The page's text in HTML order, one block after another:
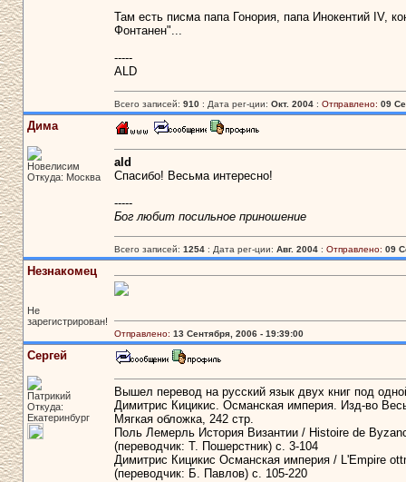
Там есть писма папа Гонория, папа Инокентий ІV,
Фонтанен"...
-----
ALD
Всего записей: 910: Дата рег-ции: Окт. 2004: Отправлено: 09
Дима
Новелисим
Откуда: Москва
ald
Спасибо! Весьма интересно!
-----
Бог любит посильное приношение
Всего записей: 1254: Дата рег-ции: Авг. 2004: Отправлено: 09
Незнакомец
Не
зарегистрирован!
Отправлено: 13 Сентября, 2006 - 19:39:00
Сергей
Патрикий
Откуда:
Екатеринбург
Вышел перевод на русский язык двух книг под
Димитрис Кицикис. Османская империя. Изд-во
Мягкая обложка, 242 стр.
Поль Лемерль История Византии / Histoire de
(переводчик: Т. Пошерстник) c. 3-104
Димитрис Кицикис Османская империя / L'Empire
(переводчик: Б. Павлов) c. 105-220